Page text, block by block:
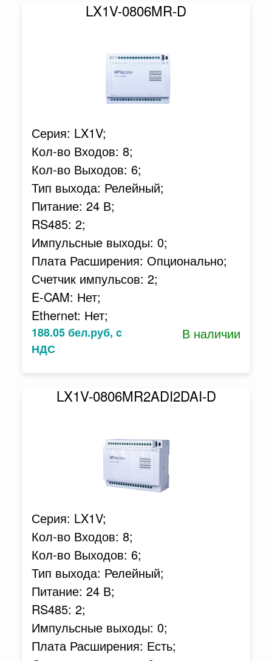
LX1V-0806MR-D
Серия: LX1V;
Кол-во Входов: 8;
Кол-во Выходов: 6;
Тип выхода: Релейный;
Питание: 24 В;
RS485: 2;
Импульсные выходы: 0;
Плата Расширения: Опционально;
Счетчик импульсов: 2;
E-CAM: Нет;
Ethernet: Нет;
188.05 бел.руб, c
НДС
В наличии
LX1V-0806MR2ADI2DAI-D
Серия: LX1V;
Кол-во Входов: 8;
Кол-во Выходов: 6;
Тип выхода: Релейный;
Питание: 24 В;
RS485: 2;
Импульсные выходы: 0;
Плата Расширения: Есть;